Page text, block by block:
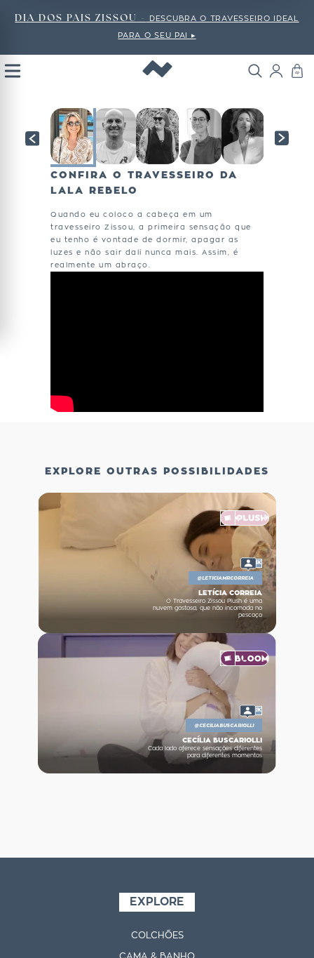
DIA DOS PAIS ZISSOU - DESCUBRA O TRAVESSEIRO IDEAL
PARA O SEU PAI ▸
Open
CONFIRA O TRAVESSEIRO DA
LALA REBELO
Quando eu coloco a cabeça em um
travesseiro Zissou, a primeira sensação que
eu tenho é vontade de dormir, apagar as
luzes e não sair dali nunca mais. Assim, é
realmente um abraço.
EXPLORE OUTRAS POSSIBILIDADES
4K
@LETICIAMRCORREIA
LETÍCIA CORREIA
O Travesseiro Zissou Plush é uma
nuvem gostosa, que não incomoda no
pescoço
11K
@CECILIABUSCARIOLLI
CECÍLIA BUSCARIOLLI
Cada lado oferece sensações diferentes
para diferentes momentos
EXPLORE
COLCHÕES